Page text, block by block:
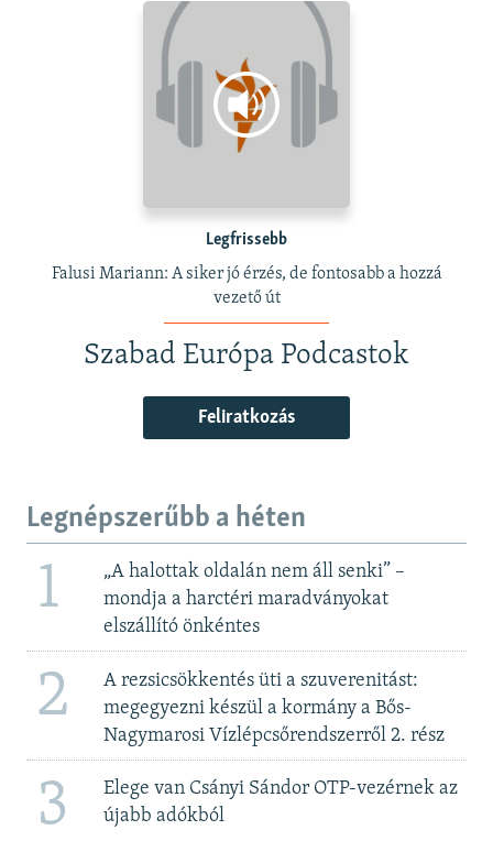
Legfrissebb
Falusi Mariann: A siker jó érzés, de fontosabb a hozzá
vezető út
Szabad Európa Podcastok
Feliratkozás
Legnépszerűbb a héten
1
„A halottak oldalán nem áll senki” –
mondja a harctéri maradványokat
elszállító önkéntes
2
A rezsicsökkentés üti a szuverenitást:
megegyezni készül a kormány a Bős-
Nagymarosi Vízlépcsőrendszerről 2. rész
3
Elege van Csányi Sándor OTP-vezérnek az
újabb adókból